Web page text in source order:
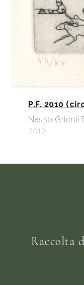
P.F. 2010
Nasso Grienti
2010
Raccolta